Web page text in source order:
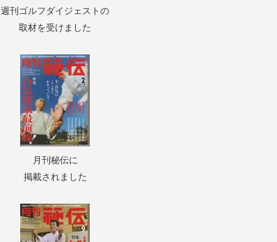
週刊ゴルフダイジェストの
取材を受けました
月刊秘伝に
掲載されました